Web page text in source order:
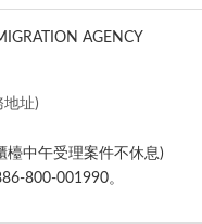
AGENCY
地址)
中午受理案件不休息)
800-001990。